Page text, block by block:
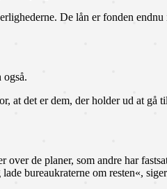
De lån er fonden
også.
det er dem, der holder ud at gå
de planer, som andre har
bureaukraterne om resten«,